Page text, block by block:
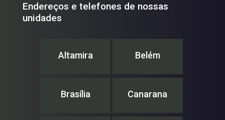
Endereços e telefones de nossas
unidades
Altamira Belém
Brasília Canarana